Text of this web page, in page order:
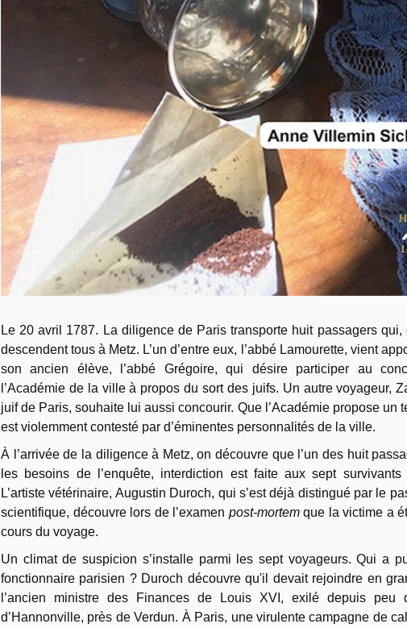
Le 20 avril 1787. La diligence de Paris transporte huit passagers qui,
descendent tous à Metz. L’un d’entre eux, l’abbé Lamourette, vient
son ancien élève, l’abbé Grégoire, qui désire participer au
l’Académie de la ville à propos du sort des juifs. Un autre voyageur,
juif de Paris, souhaite lui aussi concourir. Que l’Académie propose un
est violemment contesté par d’éminentes personnalités de la ville.
À l’arrivée de la diligence à Metz, on découvre que l’un des huit
les besoins de l’enquête, interdiction est faite aux sept
L’artiste vétérinaire, Augustin Duroch, qui s’est déjà distingué par le
scientifique, découvre lors de l’examen post-mortemque la victime a
cours du voyage.
Un climat de suspicion s’installe parmi les sept voyageurs. Qui a
fonctionnaire parisien ? Duroch découvre qu'il devait rejoindre en
l’ancien ministre des Finances de Louis XVI, exilé depuis peu
d’Hannonville, près de Verdun. À Paris, une virulente campagne de